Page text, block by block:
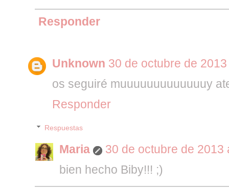
Responder
Unknown 30 de octubre de
os seguiré muuuuuuuuuuuuuy
Responder
Respuestas
Maria
30 de octubre de 2013
bien hecho Biby!!! ;)